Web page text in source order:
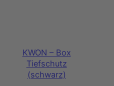
KWON – Box
Tiefschutz
(schwarz)